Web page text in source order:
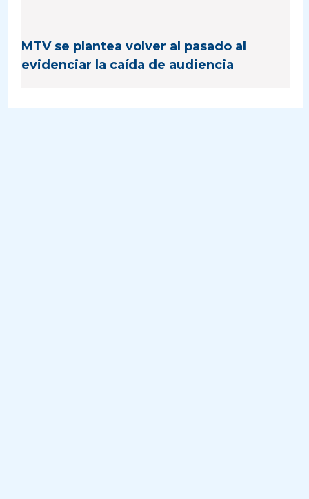
MTV se plantea volver al pasado al
evidenciar la caída de audiencia